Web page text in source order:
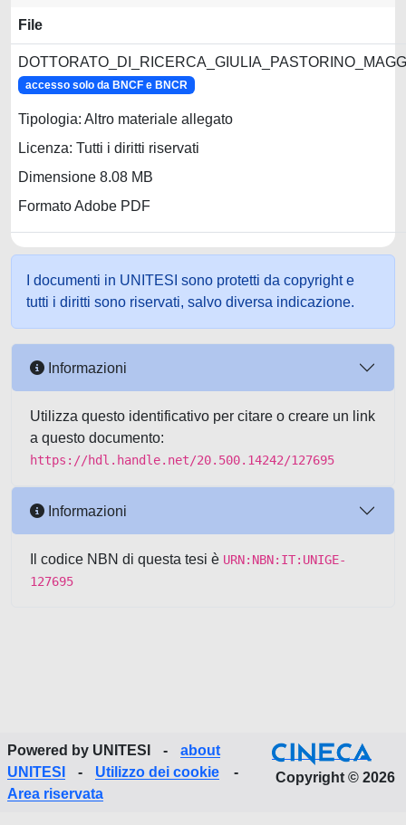
File
accesso solo da BNCF e BNCR
Tipologia: Altro materiale allegato
Licenza: Tutti i diritti riservati
Dimensione 8.08 MB
Formato Adobe PDF
I documenti in UNITESI sono protetti da copyright e
tutti i diritti sono riservati, salvo diversa indicazione.
Informazioni
Utilizza questo identificativo per citare o creare un link
a questo documento:
https://hdl.handle.net/20.500.14242/127695
Informazioni
Il codice NBN di questa tesi è URN:NBN:IT:UNIGE-
127695
Powered by UNITESI -
about
UNITESI
- Utilizzo dei cookie
-
Area riservata
Copyright © 2026